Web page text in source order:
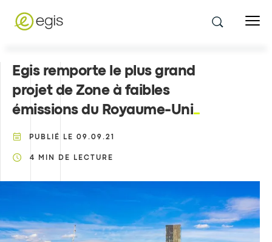
Egis remporte le plus grand
projet de Zone à faibles
émissions du Royaume-Uni
PUBLIÉ LE 09.09.21
4 MIN DE LECTURE